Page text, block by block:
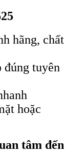
hãng, chất
đúng tuyên
hoặc
tâm đến